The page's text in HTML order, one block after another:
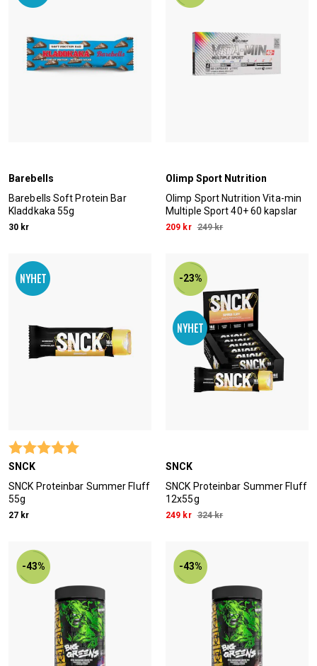
Barebells
Barebells Soft Protein Bar
Kladdkaka 55g
30 kr
Olimp Sport Nutrition
Olimp Sport Nutrition Vita-min
Multiple Sport 40+ 60 kapslar
209 kr 249 kr
Betyg:
SNCK
SNCK Proteinbar Summer Fluff
55g
27 kr
-23%
SNCK
SNCK Proteinbar Summer Fluff
12x55g
249 kr 324 kr
-43% -43%